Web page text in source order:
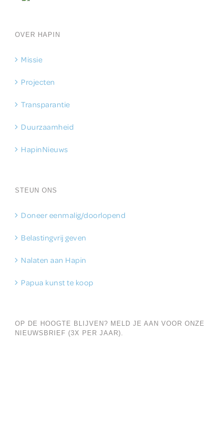
OVER HAPIN
Missie
Projecten
Transparantie
Duurzaamheid
HapinNieuws
STEUN ONS
Doneer eenmalig/doorlopend
Belastingvrij geven
Nalaten aan Hapin
Papua kunst te koop
OP DE HOOGTE BLIJVEN? MELD JE AAN VOOR ONZE
NIEUWSBRIEF (3X PER JAAR).